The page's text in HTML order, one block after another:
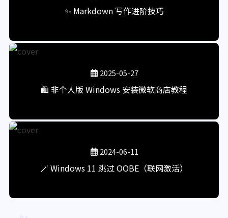
✨ Markdown 写作进阶技巧
2025-05-27
🛍️ 非个人版 Windows 安装微软商店教程
2024-06-11
🪄 Windows 11 跳过 OOBE（联网激活）